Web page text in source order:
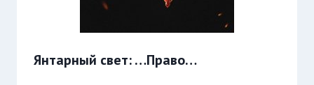
Янтарный свет: …Право…